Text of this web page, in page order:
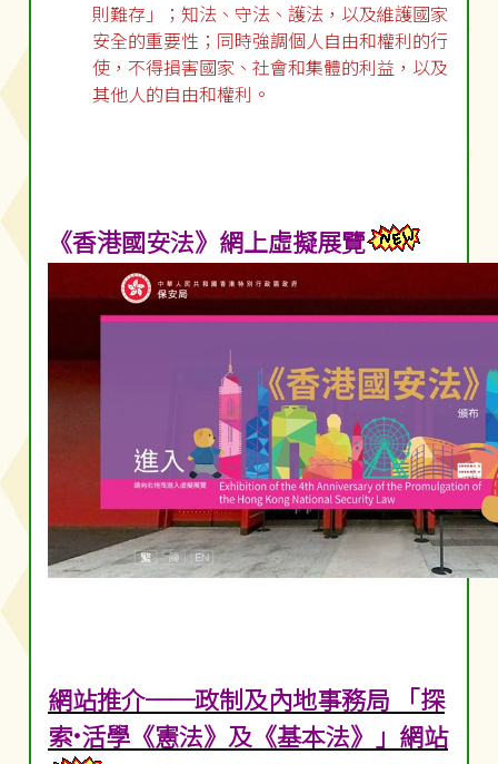
則難存」；知法、守法、護法，以及維護國家
安全的重要性；同時強調個人自由和權利的行
使，不得損害國家、社會和集體的利益，以及
其他人的自由和權利。
《香港國安法》網上虛擬展覽
網站推介──政制及內地事務局 「探
索•活學《憲法》及《基本法》」網站